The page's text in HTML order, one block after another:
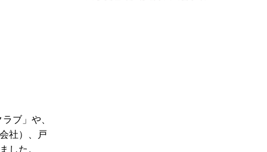
ブ」や、
社）、戸
した。